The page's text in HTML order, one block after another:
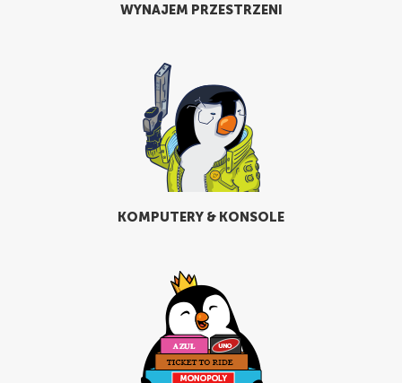
WYNAJEM PRZESTRZENI
KOMPUTERY & KONSOLE